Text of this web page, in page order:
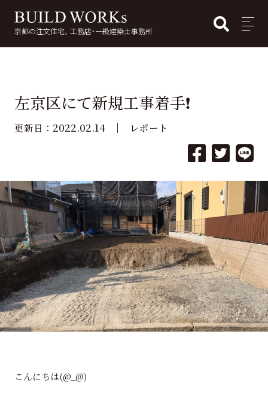
京都の注文住宅。工務店・一級建築士事務所 MENU
左京区にて新規工事着手❗️
更新日： 2022.02.14 レポート
こんにちは(@_@)